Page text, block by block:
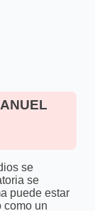
se
se
puede estar
como un